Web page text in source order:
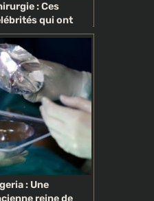
: Ces
qui ont
leur visage-
: Une